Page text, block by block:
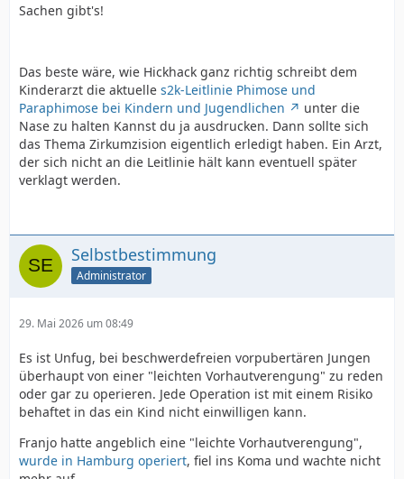
Sachen gibt's!
Das beste wäre, wie Hickhack ganz richtig schreibt dem
Kinderarzt die aktuelle s2k-Leitlinie Phimose und
Paraphimose bei Kindern und Jugendlichen
unter die
Nase zu halten Kannst du ja ausdrucken. Dann sollte sich
das Thema Zirkumzision eigentlich erledigt haben. Ein Arzt,
der sich nicht an die Leitlinie hält kann eventuell später
verklagt werden.
Selbstbestimmung
Administrator
29. Mai 2026 um 08:49
Es ist Unfug, bei beschwerdefreien vorpubertären Jungen
überhaupt von einer "leichten Vorhautverengung" zu reden
oder gar zu operieren. Jede Operation ist mit einem Risiko
behaftet in das ein Kind nicht einwilligen kann.
Franjo hatte angeblich eine "leichte Vorhautverengung",
wurde in Hamburg operiert, fiel ins Koma und wachte nicht